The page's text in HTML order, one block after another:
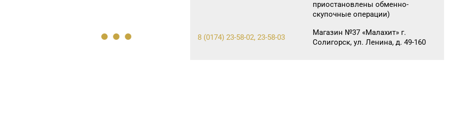
приостановлены обменно-
скупочные операции)
8 (0174) 23-58-02, 23-58-03
Магазин №37 «Малахит» г.
Солигорск, ул. Ленина, д. 49-160